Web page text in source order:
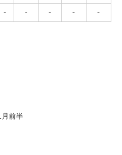
- - - - -
月前半